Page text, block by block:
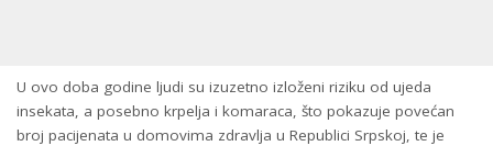
U ovo doba godine ljudi su izuzetno izloženi riziku od ujeda
insekata, a posebno krpelja i komaraca, što pokazuje povećan
broj pacijenata u domovima zdravlja u Republici Srpskoj, te je